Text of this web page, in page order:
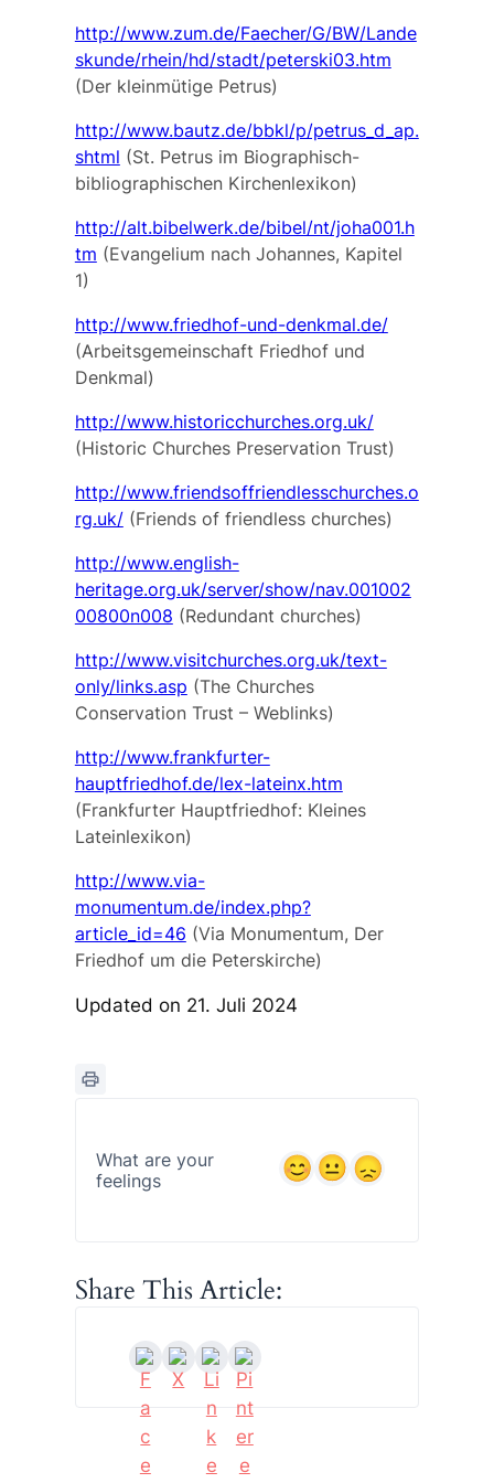
http://www.zum.de/Faecher/G/BW/Lande
skunde/rhein/hd/stadt/peterski03.htm
(Der kleinmütige Petrus)
http://www.bautz.de/bbkl/p/petrus_d_ap.
shtml (St. Petrus im Biographisch-
bibliographischen Kirchenlexikon)
http://alt.bibelwerk.de/bibel/nt/joha001.h
tm (Evangelium nach Johannes, Kapitel
1)
http://www.friedhof-und-denkmal.de/
(Arbeitsgemeinschaft Friedhof und
Denkmal)
http://www.historicchurches.org.uk/
(Historic Churches Preservation Trust)
http://www.friendsoffriendlesschurches.o
rg.uk/(Friends of friendless churches)
http://www.english-
heritage.org.uk/server/show/nav.001002
00800n008 (Redundant churches)
http://www.visitchurches.org.uk/text-
only/links.asp (The Churches
Conservation Trust – Weblinks)
http://www.frankfurter-
hauptfriedhof.de/lex-lateinx.htm
(Frankfurter Hauptfriedhof: Kleines
Lateinlexikon)
http://www.via-
monumentum.de/index.php?
article_id=46 (Via Monumentum, Der
Friedhof um die Peterskirche)
Updated on 21. Juli 2024
What are your
feelings
Share This Article: